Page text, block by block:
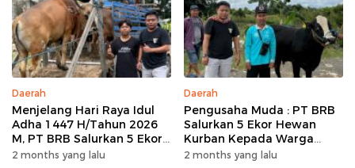
Daerah
Menjelang Hari Raya Idul
Adha 1447 H/Tahun 2026
M, PT BRB Salurkan 5 Ekor
Hewan Kurban Kepada
2 months yang lalu
Daerah
Pengusaha Muda : PT BRB
Salurkan 5 Ekor Hewan
Kurban Kepada Warga
Khususnya Wilayah
2 months yang lalu